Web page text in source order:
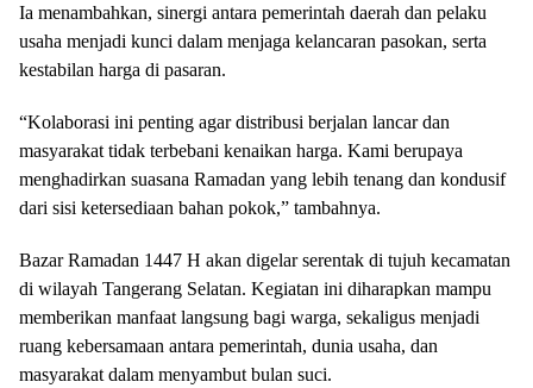
Ia menambahkan, sinergi antara pemerintah daerah dan pelaku
usaha menjadi kunci dalam menjaga kelancaran pasokan, serta
kestabilan harga di pasaran.
“Kolaborasi ini penting agar distribusi berjalan lancar dan
masyarakat tidak terbebani kenaikan harga. Kami berupaya
menghadirkan suasana Ramadan yang lebih tenang dan kondusif
dari sisi ketersediaan bahan pokok,” tambahnya.
Bazar Ramadan 1447 H akan digelar serentak di tujuh kecamatan
di wilayah Tangerang Selatan. Kegiatan ini diharapkan mampu
memberikan manfaat langsung bagi warga, sekaligus menjadi
ruang kebersamaan antara pemerintah, dunia usaha, dan
masyarakat dalam menyambut bulan suci.